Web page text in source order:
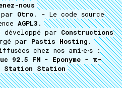
nous
Otro. - Le code source
AGPL3 .
développé par Constructions
par Pastis Hosting .
chez nos ami⋅e⋅s :
92.5 FM - Eponyme - π-
Station Station